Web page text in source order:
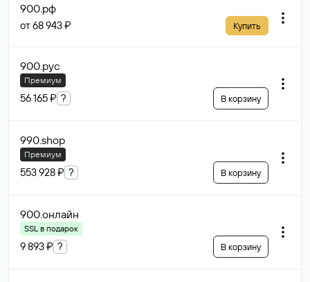
900.рф
от 68 943 ₽ Купить
900.рус
Премиум
56 165 ₽ ? В корзину
990.shop
Премиум
553 928 ₽ ? В корзину
900.онлайн
SSL в подарок
9 893 ₽ ? В корзину